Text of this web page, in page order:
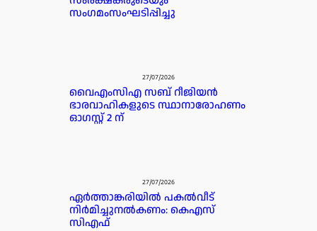
സംഗമംസംഘടിപ്പിച്ചു
27/07/2026
വൈഎംസിഎ സബ് റീജിയൻ
ഭാരവാഹികളുടെ സ്ഥാനാരോഹണം
ഓഗസ്റ്റ് 2 ന്
27/07/2026
ഏർത്താങ്കരിയിൽ പകൽവീട്
നിർമിച്ചുനൽകണം: കെഎസ്
സിഎഫ്